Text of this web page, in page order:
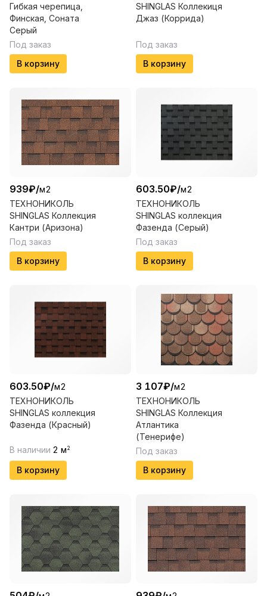
Гибкая черепица,
Финская, Соната
Серый
Под заказ
В корзину
SHINGLAS Коллекиця
Джаз (Коррида)
Под заказ
В корзину
939₽/м2
ТЕХНОНИКОЛЬ
SHINGLAS Коллекция
Кантри (Аризона)
Под заказ
В корзину
603.50₽/м2
ТЕХНОНИКОЛЬ
SHINGLAS коллекция
Фазенда (Серый)
Под заказ
В корзину
603.50₽/м2
ТЕХНОНИКОЛЬ
SHINGLAS коллекция
Фазенда (Красный)
В наличии 2 м 2
В корзину
3 107₽/м2
ТЕХНОНИКОЛЬ
SHINGLAS Коллекция
Атлантика
(Тенерифе)
Под заказ
В корзину